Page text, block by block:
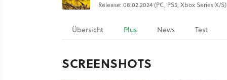
Release: 08.02.2024 (PC, PS5, Xbox Series X/S)
Übersicht Plus News Test
SCREENSHOTS